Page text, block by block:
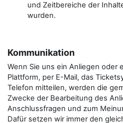
und Zeitbereiche der
wurden.
Kommunikation
Wenn Sie uns ein Anliegen oder
Plattform, per E-Mail, das
Telefon mitteilen, werden die
Zwecke der Bearbeitung des
Anschlussfragen und zum
Dafür setzen wir immer den